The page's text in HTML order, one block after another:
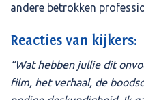
andere betrokken
Reacties van kijkers:
“Wat hebben jullie dit
film, het verhaal, de